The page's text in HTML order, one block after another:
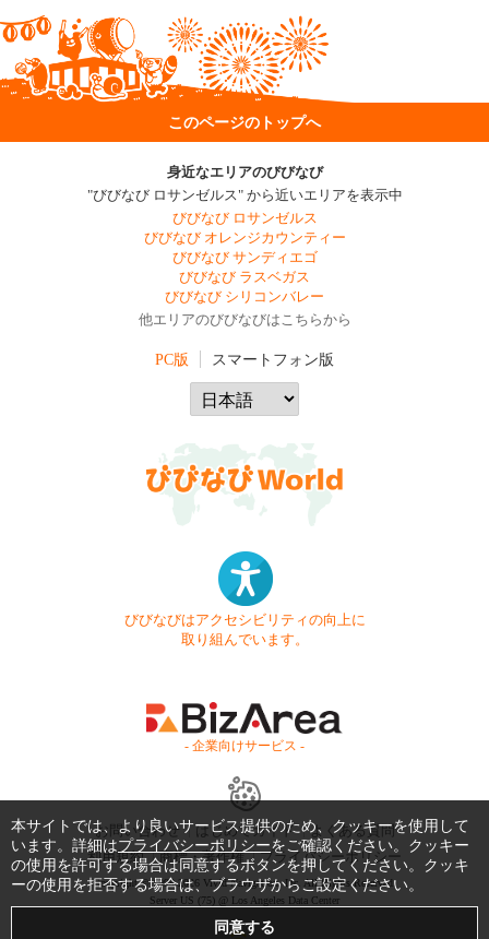
このページのトップへ
身近なエリアのびびなび
"びびなび ロサンゼルス" から近いエリアを表示中
びびなび ロサンゼルス
びびなび オレンジカウンティー
びびなび サンディエゴ
びびなび ラスベガス
びびなび シリコンバレー
他エリアのびびなびはこちらから
PC版 スマートフォン版
びびなびはアクセシビリティの向上に
取り組んでいます。
- 企業向けサービス -
お問い合わせ はじめてガイド
よくある質問
利用規約
商標・著作権 プライバシーポリシー
Copyright © 1999-2026 Vivid Navigation, Inc. All Rights Reserved.
Server US (75) @ Los Angeles Data Center
本サイトでは、より良いサービス提供のため、クッキーを使用して
います。詳細はプライバシーポリシーをご確認ください。クッキー
の使用を許可する場合は同意するボタンを押してください。クッキ
ーの使用を拒否する場合は、ブラウザからご設定ください。